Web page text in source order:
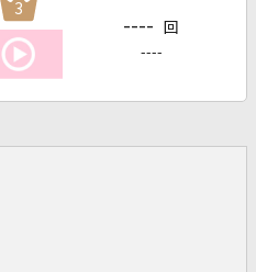
3
---- 回
----